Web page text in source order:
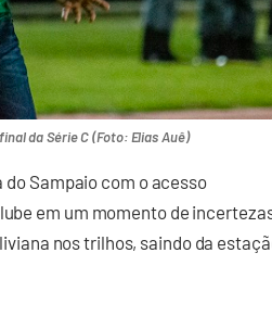
da Série C (Foto: Elias Auê)
Sampaio com o acesso
em um momento de
nos trilhos, saindo da